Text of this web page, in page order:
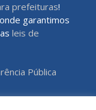
prefeituras!
garantimos
leis de
Pública